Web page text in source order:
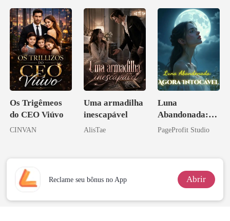
Os Trigêmeos
do CEO Viúvo
CINVAN
Uma armadilha
inescapável
AlisTae
Luna
Abandonada:
Agora Intocável
PageProfit Studio
Reclame seu bônus no App Abrir